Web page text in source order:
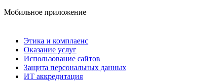
Мобильное приложение
Этика и комплаенс
Оказание услуг
Использование сайтов
Защита персональных данных
ИТ аккредитация